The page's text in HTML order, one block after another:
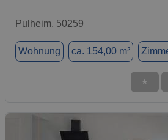
Pulheim, 50259
Wohnung ca. 154,00 m²
★